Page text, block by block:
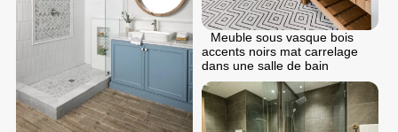
Meuble sous vasque bois
accents noirs mat carrelage
dans une salle de bain